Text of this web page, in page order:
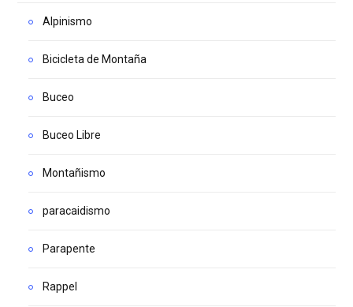
Alpinismo
Bicicleta de Montaña
Buceo
Buceo Libre
Montañismo
paracaidismo
Parapente
Rappel